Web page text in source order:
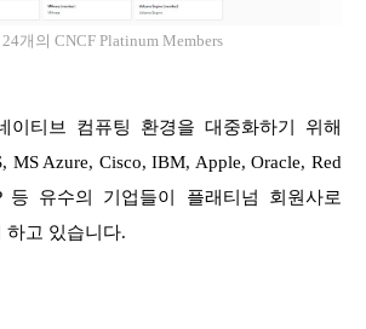
개의 CNCF Platinum Members
이티브 컴퓨팅 환경을 대중화하기 위해
MS Azure, Cisco, IBM, Apple, Oracle, Red
등 유수의 기업들이 플래티넘 회원사로
하고 있습니다.